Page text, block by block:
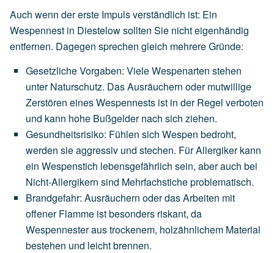
Auch wenn der erste Impuls verständlich ist: Ein
Wespennest in Diestelow sollten Sie nicht eigenhändig
entfernen. Dagegen sprechen gleich mehrere Gründe:
Gesetzliche Vorgaben: VieleWespenarten stehen
unter Naturschutz. DasAusräuchern oder mutwillige
Zerstören einesWespennests ist in der Regel verboten
und kann hohe Bußgelder nach sich ziehen.
Gesundheitsrisiko: Fühlen sich Wespen bedroht,
werden sieaggressiv und stechen. FürAllergiker kann
ein Wespenstich lebensgefährlich sein, aberauch bei
Nicht-Allergikern sind Mehrfachsticheproblematisch.
Brandgefahr: Ausräuchern oderdasArbeiten mit
offener Flamme istbesonders riskant, da
Wespennesteraustrockenem, holzähnlichem Material
bestehen und leichtbrennen.